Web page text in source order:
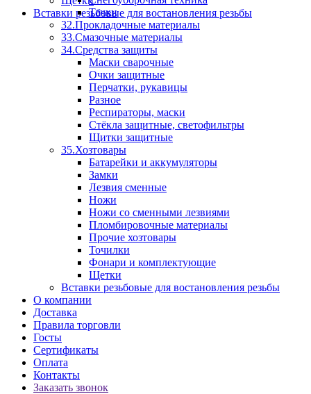
Вставки резьбовые для востановления резьбы
Тачки
32.Прокладочные материалы
33.Смазочные материалы
34.Средства защиты
Маски сварочные
Очки защитные
Перчатки, рукавицы
Разное
Респираторы, маски
Стёкла защитные, светофильтры
Щитки защитные
35.Хозтовары
Батарейки и аккумуляторы
Замки
Лезвия сменные
Ножи
Ножи со сменными лезвиями
Пломбировочные материалы
Прочие хозтовары
Точилки
Фонари и комплектующие
Щетки
Вставки резьбовые для востановления резьбы
О компании
Доставка
Правила торговли
Госты
Сертификаты
Оплата
Контакты
Заказать звонок